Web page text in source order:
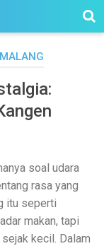
soal udara
rasa yang
itu seperti
makan, tapi
kecil. Dalam